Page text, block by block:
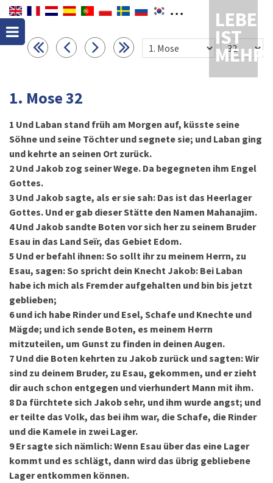
LEBEN
IST
MEHR
1. Mose 32
1 Und Laban stand früh am Morgen auf, küsste seine
Söhne und seine Töchter und segnete sie; und Laban ging
und kehrte an seinen Ort zurück.
2 Und Jakob zog seiner Wege. Da begegneten ihm Engel
Gottes.
3 Und Jakob sagte, als er sie sah: Das ist das Heerlager
Gottes. Und er gab dieser Stätte den Namen Mahanajim.
4 Und Jakob sandte Boten vor sich her zu seinem Bruder
Esau in das Land Seïr, das Gebiet Edom.
5 Und er befahl ihnen: So sollt ihr zu meinem Herrn, zu
Esau, sagen: So spricht dein Knecht Jakob: Bei Laban
habe ich mich als Fremder aufgehalten und bin bis jetzt
geblieben;
6 und ich habe Rinder und Esel, Schafe und Knechte und
Mägde; und ich sende Boten, es meinem Herrn
mitzuteilen, um Gunst zu finden in deinen Augen.
7 Und die Boten kehrten zu Jakob zurück und sagten: Wir
sind zu deinem Bruder, zu Esau, gekommen, und er zieht
dir auch schon entgegen und vierhundert Mann mit ihm.
8 Da fürchtete sich Jakob sehr, und ihm wurde angst; und
er teilte das Volk, das bei ihm war, die Schafe, die Rinder
und die Kamele in zwei Lager.
9 Er sagte sich nämlich: Wenn Esau über das eine Lager
kommt und es schlägt, dann wird das übrig gebliebene
Lager entkommen können.